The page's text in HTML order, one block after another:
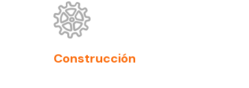
Construcción